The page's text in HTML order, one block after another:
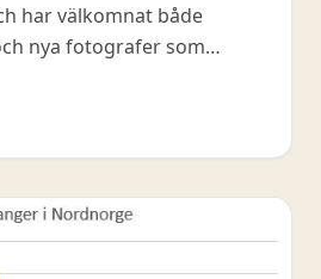
har välkomnat både
nya fotografer som
liten nedgång vid
mina fotoresor,
många har uppskattat
överkomliga priser